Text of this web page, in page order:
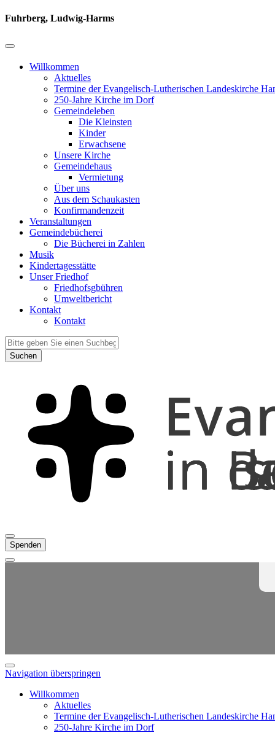
Fuhrberg, Ludwig-Harms
Willkommen
Aktuelles
Termine der Evangelisch-Lutherischen Landeskirche
250-Jahre Kirche im Dorf
Gemeindeleben
Die Kleinsten
Kinder
Erwachsene
Unsere Kirche
Gemeindehaus
Vermietung
Über uns
Aus dem Schaukasten
Konfirmandenzeit
Veranstaltungen
Gemeindebücherei
Die Bücherei in Zahlen
Musik
Kindertagesstätte
Unser Friedhof
Friedhofsgbühren
Umweltbericht
Kontakt
Kontakt
Suchen
Spenden
Navigation überspringen
Willkommen
Aktuelles
Termine der Evangelisch-Lutherischen Landeskirche
250-Jahre Kirche im Dorf